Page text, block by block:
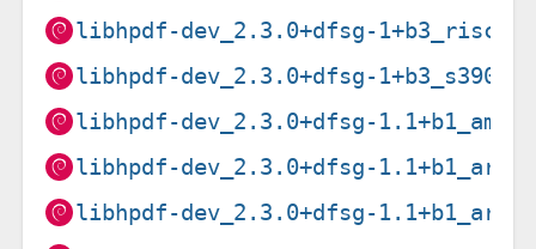
libhpdf-dev_2.3.0+dfsg-
libhpdf-dev_2.3.0+dfsg-
libhpdf-dev_2.3.0+dfsg-
libhpdf-dev_2.3.0+dfsg-
libhpdf-dev_2.3.0+dfsg-